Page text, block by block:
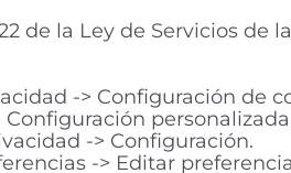
de la Ley de Servicios de
-> Configuración de
-> Configuración.
-> Editar